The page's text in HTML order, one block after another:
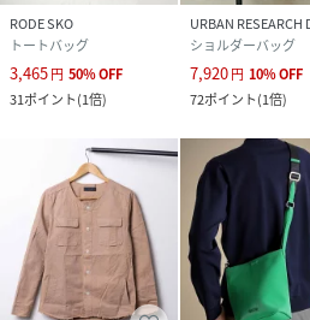
RODE SKO
トートバッグ
3,465円 50%OFF
31ポイント(1倍)
ショルダーバッグ
7,920円 10%OFF
72ポイント(1倍)